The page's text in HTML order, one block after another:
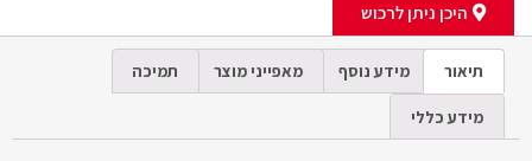
היכן ניתן לרכוש
תיאור מידע נוסף מאפייני מוצר תמיכה
מידע כללי